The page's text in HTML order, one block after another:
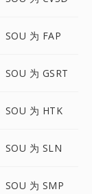
SOU 为 FAP
SOU 为 GSRT
SOU 为 HTK
SOU 为 SLN
SOU 为 SMP